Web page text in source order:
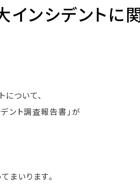
ンシデントに
ついて、
ント調査報告書」が
まいります。